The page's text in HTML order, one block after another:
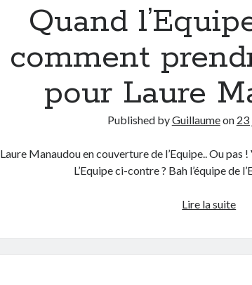
Quand
comment
pour Laure
Published byGuillaumeon 23
Laure Manaudou en couverture de l’Equipe.. Ou pas
L’Equipe ci-contre ? Bah l’équipe de
Lire la suite